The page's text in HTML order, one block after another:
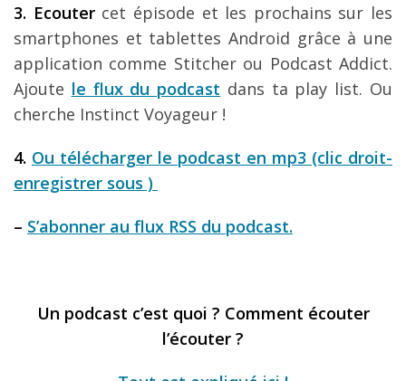
3. Ecouter cet épisode et les prochains sur les
smartphones et tablettes Android grâce à une
application comme Stitcher ou Podcast Addict.
Ajoute le flux du podcast dans ta play list. Ou
cherche Instinct Voyageur !
4. Ou télécharger le podcast en mp3 (clic droit-
enregistrer sous )
– S’abonner au flux RSS du podcast.
Un podcast c’est quoi ? Comment écouter
l’écouter ?